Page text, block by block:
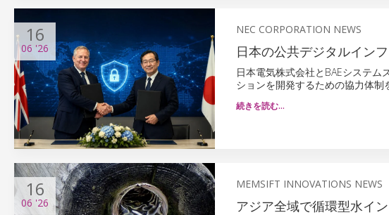
16
06 '26
NEC CORPORATION NEWS
日本の公共デジタルイン
日本電気株式会社とBAEシステ
ションを開発するための協力体制
続きを読む…
16
06 '26
MEMSIFT INNOVATIONS NEWS
アジア全域で循環型水イ